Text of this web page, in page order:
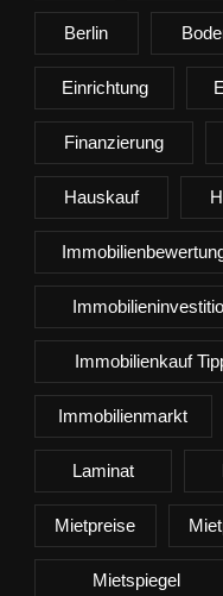
Berlin
Einrichtung
Finanzierung
Hauskauf
Immobilienkauf
Immobilienmarkt
Laminat
Mietpreise
Mietspiegel